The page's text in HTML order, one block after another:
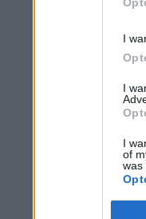
I
I
I
of
was